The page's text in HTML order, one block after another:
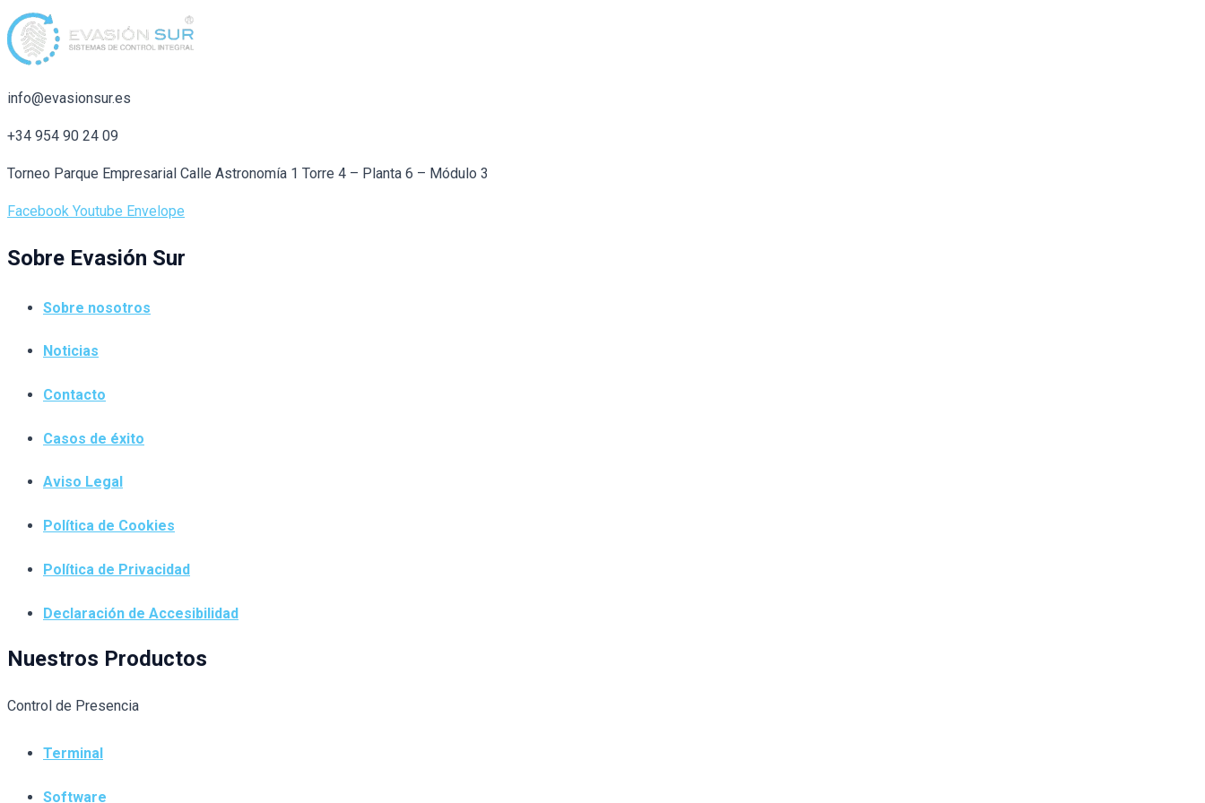
info@evasionsur.es
+34 954 90 24 09
Torneo Parque Empresarial Calle Astronomía 1 Torre 4 – Planta 6 – Módulo 3
Facebook Youtube Envelope
Sobre Evasión Sur
Sobre nosotros
Noticias
Contacto
Casos de éxito
Aviso Legal
Política de Cookies
Política de Privacidad
Declaración de Accesibilidad
Nuestros Productos
Control de Presencia
Terminal
Software